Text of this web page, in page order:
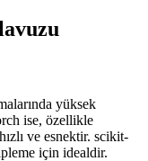
yüksek
ise, özellikle
ve esnektir. scikit-
için idealdir.